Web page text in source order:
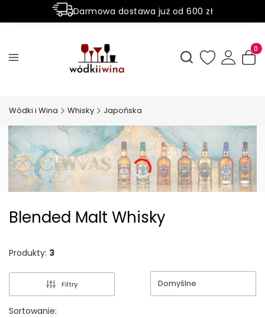
Darmowa dostawa już od 600 zł
Otwórz
Wódki i Wina Whisky Japońska
Blended Malt Whisky
Produkty: 3
Filtry
Sortowanie:
Domyślne